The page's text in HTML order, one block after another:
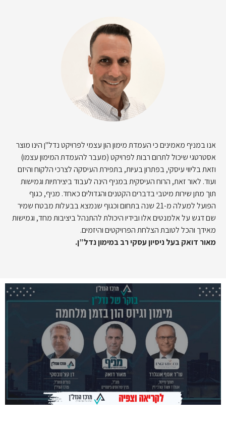
אנו במניף מאמינים כי העמדת מימון הון עצמי לפרויקט נדל"ן הינו מוצר
אסטרטגי שיכול לתרום רבות לפרויקט (מעבר להעמדת המימון עצמו)
וזאת בליווי עיסקי, בפתרון בעיות, בתפירת העיסקה לצרכי הלקוח והיזם
ועוד. לאור זאת, הרוח העיסקית במניף הינה לעבוד ביצירתיות וגמישות
תוך מתן שירות מיטבי בדברים הקטנים והגדולים כאחד. מניף, כגוף
הפועל למעלה מ-21 שנה בתחום וכגוף שנמצא בבעלות מבטח שמיר
שם דגש על אלמנטים אלו ובידיו היכולת להתנהל ביציבות מחד, וגמישות
מאידך והכל לטובת הצלחת הפרויקטים והיזמים.
מאור דואק בעל ניסיון עסקי רב במימון נדל”ן.